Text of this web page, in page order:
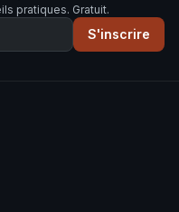
pratiques. Gratuit.
S'inscrire